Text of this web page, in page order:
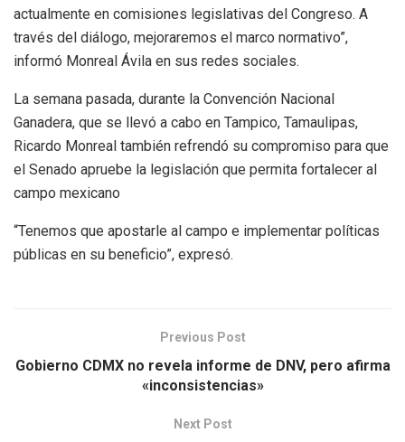
actualmente en comisiones legislativas del Congreso. A
través del diálogo, mejoraremos el marco normativo”,
informó Monreal Ávila en sus redes sociales.
La semana pasada, durante la Convención Nacional
Ganadera, que se llevó a cabo en Tampico, Tamaulipas,
Ricardo Monreal también refrendó su compromiso para que
el Senado apruebe la legislación que permita fortalecer al
campo mexicano
“Tenemos que apostarle al campo e implementar políticas
públicas en su beneficio”, expresó.
Previous Post
Gobierno CDMX no revela informe de DNV, pero afirma
«inconsistencias»
Next Post